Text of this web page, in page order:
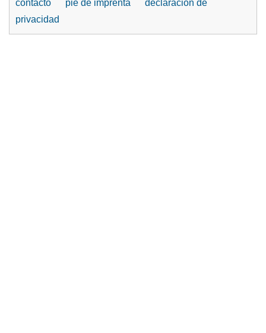
contacto pie de imprenta
declaración de
privacidad